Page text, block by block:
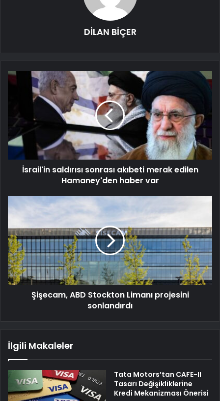
DİLAN BİÇER
İsrail'in saldırısı sonrası akıbeti merak edilen
Hamaney'den haber var
Şişecam, ABD Stockton Limanı projesini
sonlandırdı
İlgili Makaleler
Tata Motors’tan CAFE-II
Tasarı Değişikliklerine
Kredi Mekanizması Önerisi